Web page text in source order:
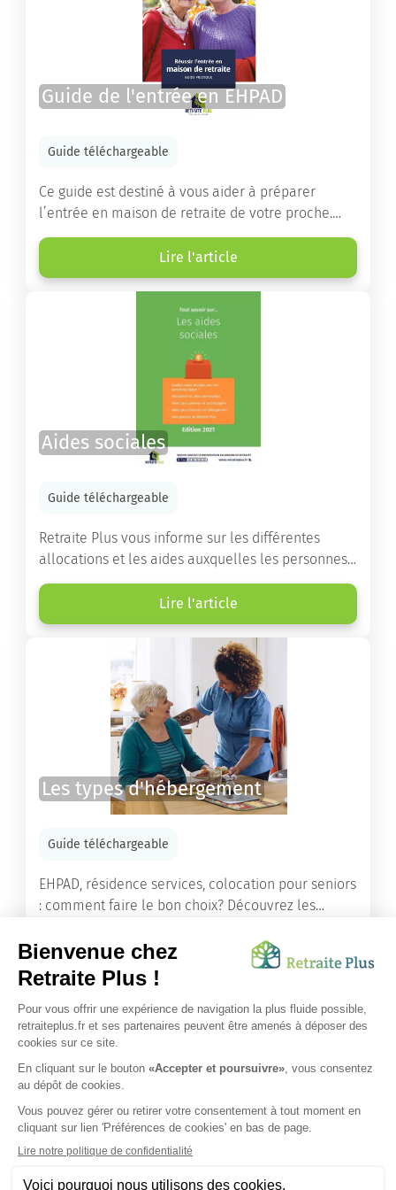
Guide de l'entrée en EHPAD
Guide téléchargeable
Ce guide est destiné à vous aider à préparer
l’entrée en maison de retraite de votre proche.
Vous y trouverez un panorama des différents types
d’établissements ainsi que des conseils pratiques
destinés à orienter les familles et à leur faciliter
Lire l'article
Aides sociales
Guide téléchargeable
Retraite Plus vous informe sur les différentes
allocations et les aides auxquelles les personnes
âgées ont droit pour financer un séjour en maison
de retraite ou un maintien à domicile.
Lire l'article
Les types d'hébergement
Guide téléchargeable
EHPAD, résidence services, colocation pour seniors
: comment faire le bon choix? Découvrez les
ainés.
Lire l'article
Vous avez besoin d’une aide de nos équipes ?
Obtenir les tarifs & disponibilités
SUIVEZ-NOUS SUR :